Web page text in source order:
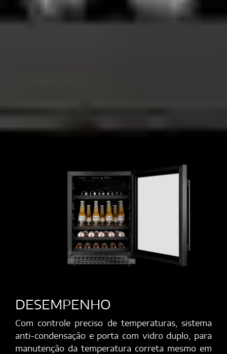
DESEMPENHO
Com controle preciso de temperaturas, sistema
anti-condensação e porta com vidro duplo, para
manutenção da temperatura correta mesmo em